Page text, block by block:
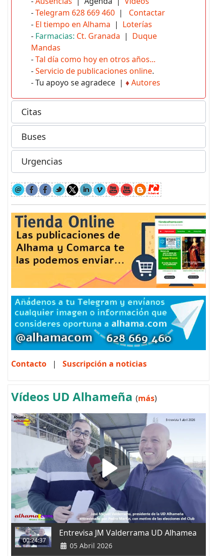
-Telegram 628 669 460 | Contactar
- El tiempo en Alhama | Loterías
- Farmacias: Ct. Granada | Duque
Mandas
-Tal día como hoy en otros años...
-Servicio de publicaciones online.
- Tu apoyo se agradece | ♦Autores
Citas
Buses
Urgencias
Contacto | Suscripción a noticias
Vídeos UD Alhameña (más)
00:24:37
Entrevisa JM Valderrama UD Alhamea
05 Abril 2026